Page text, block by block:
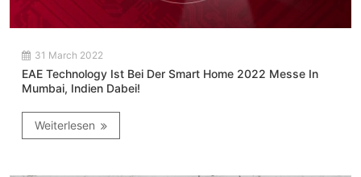
31 March 2022
EAE Technology Ist Bei Der Smart Home 2022 Messe In
Mumbai, Indien Dabei!
Weiterlesen